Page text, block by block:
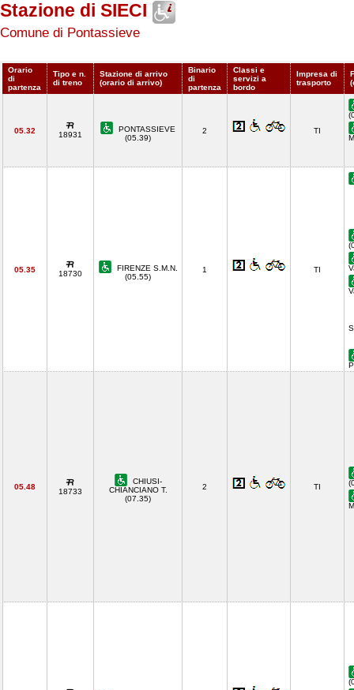
Stazione di SIECI
Comune di Pontassieve
Orario
di
partenza
Tipo e n.
di treno
Stazione di arrivo
(orario di arrivo)
Binario
di
partenza
Classi e
servizi a
bordo
Impresa di
trasporto
05.32 18931
PONTASSIEVE
(05.39)
2 TI
05.35 18730
FIRENZE S.M.N.
(05.55)
1 TI
05.48
18733
CHIUSI-
CHIANCIANO T.
(07.35)
2 TI